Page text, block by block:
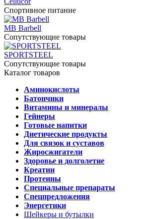
Спортивное питание
MB Barbell
Сопутствующие товары
SPORTSTEEL
Сопутствующие товары
Каталог товаров
Аминокислоты
Батончики
Витамины и минералы
Гейнеры
Готовые напитки
Диетические продукты
Для связок и суставов
Жиросжигатели
Здоровье и долголетие
Креатин
Протеины
Специальные препараты
Спецпредложения
Энергетики
Шейкеры и бутылки